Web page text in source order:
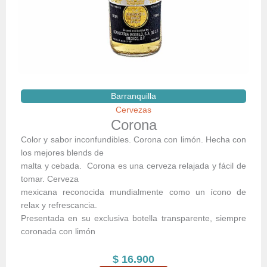
Barranquilla
Cervezas
Corona
Color y sabor inconfundibles. Corona con limón. Hecha con
los mejores blends de
malta y cebada. Corona es una cerveza relajada y fácil de
tomar. Cerveza
mexicana reconocida mundialmente como un ícono de
relax y refrescancia.
Presentada en su exclusiva botella transparente, siempre
coronada con limón
$ 16.900